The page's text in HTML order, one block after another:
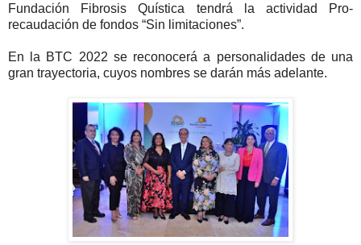
Fundación Fibrosis Quística tendrá la actividad Pro-
recaudación de fondos “Sin limitaciones”.
En la BTC 2022 se reconocerá a personalidades de una
gran trayectoria, cuyos nombres se darán más adelante.